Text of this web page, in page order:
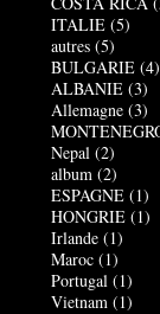
ITALIE (5)
autres (5)
BULGARIE (4)
ALBANIE (3)
Allemagne (3)
Nepal (2)
album (2)
ESPAGNE (1)
HONGRIE (1)
Irlande (1)
Maroc (1)
Portugal (1)
Vietnam (1)